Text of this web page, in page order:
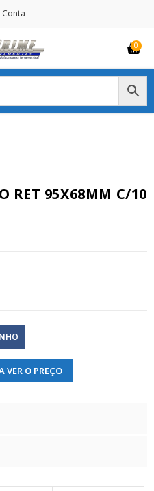
Conta
RET 95X68MM C/10
VER O PREÇO